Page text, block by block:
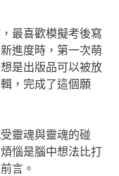
最喜歡模擬考後寫
進度時，第一次萌
是出版品可以被放
，完成了這個願
靈魂與靈魂的碰
惱是腦中想法比打
言。